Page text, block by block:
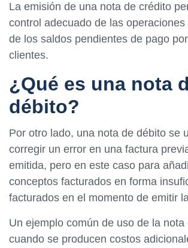
La emisión de una nota de crédito
control adecuado de las
de los saldos pendientes de pago
clientes.
¿Qué es una nota
débito?
Por otro lado, una nota de débito se
corregir un error en una factura
emitida, pero en este caso para
conceptos facturados en forma
facturados en el momento de emitir
Un ejemplo común de uso de la nota
cuando se producen costos